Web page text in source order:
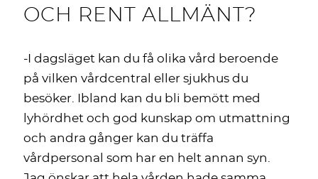
OCH RENT ALLMÄNT?
-I dagsläget kan du få olika vård beroende
på vilken vårdcentral eller sjukhus du
besöker. Ibland kan du bli bemött med
lyhördhet och god kunskap om utmattning
och andra gånger kan du träffa
vårdpersonal som har en helt annan syn.